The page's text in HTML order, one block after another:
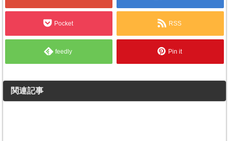
Pocket RSS
feedly Pin it
関連記事